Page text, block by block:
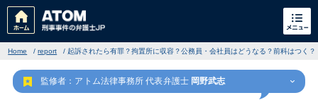
Home /report /起訴されたら有罪？拘置所に収容？公務員・会社員はどうなる？前科はつく？
監修者：アトム法律事務所 代表弁護士 岡野武志